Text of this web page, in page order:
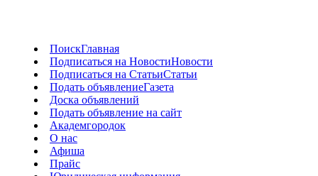
ПоискГлавная
Подписаться на НовостиНовости
Подписаться на СтатьиСтатьи
Подать объявлениеГазета
Доска объявлений
Подать объявление на сайт
Академгородок
О нас
Афиша
Прайс